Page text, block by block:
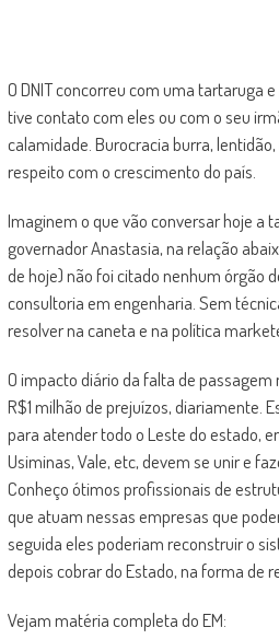
O DNIT concorreu com uma tartaruga
tive contato com eles ou com o seu
calamidade. Burocracia burra,
respeito com o crescimento do país.
Imaginem o que vão conversar hoje a
governador Anastasia, na relação
de hoje) não foi citado nenhum órgão
consultoria em engenharia. Sem
resolver na caneta e na política
O impacto diário da falta de
R$1 milhão de prejuízos, diariamente.
para atender todo o Leste do estado,
Usiminas, Vale, etc, devem se unir e
Conheço ótimos profissionais de
que atuam nessas empresas que
seguida eles poderiam reconstruir o
depois cobrar do Estado, na forma de
Vejam matéria completa do EM: